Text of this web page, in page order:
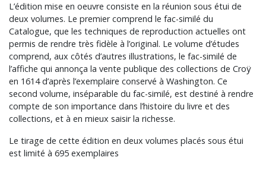
L’édition mise en oeuvre consiste en la réunion sous étui de
deux volumes. Le premier comprend le fac-similé du
Catalogue, que les techniques de reproduction actuelles ont
permis de rendre très fidèle à l’original. Le volume d’études
comprend, aux côtés d’autres illustrations, le fac-similé de
l’affiche qui annonça la vente publique des collections de Croÿ
en 1614 d’après l’exemplaire conservé à Washington. Ce
second volume, inséparable du fac-similé, est destiné à rendre
compte de son importance dans l’histoire du livre et des
collections, et à en mieux saisir la richesse.
Le tirage de cette édition en deux volumes placés sous étui
est limité à 695 exemplaires